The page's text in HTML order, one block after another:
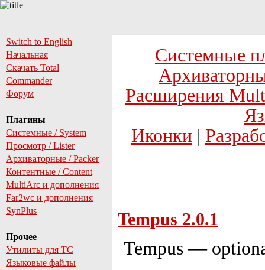
Switch to English
Начальная
Скачать Total
Commander
Форум
Плагины
Системные / System
Просмотр / Lister
Архиваторные / Packer
Контентные / Content
MultiArc и дополнения
Far2wc и дополнения
SynPlus
Прочее
Утилиты для TC
Языковые файлы
Системные
Расширения
Иконки |
Tempus 2.0.1
Tempus —